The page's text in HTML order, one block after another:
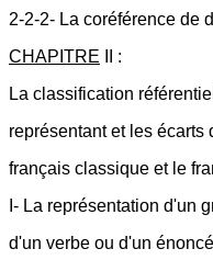
2-2-2- La coréférence de
CHAPITRE II :
La classification
représentant et les écarts
français classique et le
I- La représentation d'un
d'un verbe ou d'un